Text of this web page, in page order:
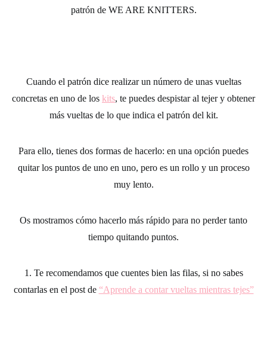
patrón de WE ARE KNITTERS.
Cuando el patrón dice realizar un número de unas vueltas
concretas en uno de los kits, te puedes despistar al tejer y obtener
más vueltas de lo que indica el patrón del kit.
Para ello, tienes dos formas de hacerlo: en una opción puedes
quitar los puntos de uno en uno, pero es un rollo y un proceso
muy lento.
Os mostramos cómo hacerlo más rápido para no perder tanto
tiempo quitando puntos.
1. Te recomendamos que cuentes bien las filas, si no sabes
contarlas en el post de “Aprende a contar vueltas mientras tejes”